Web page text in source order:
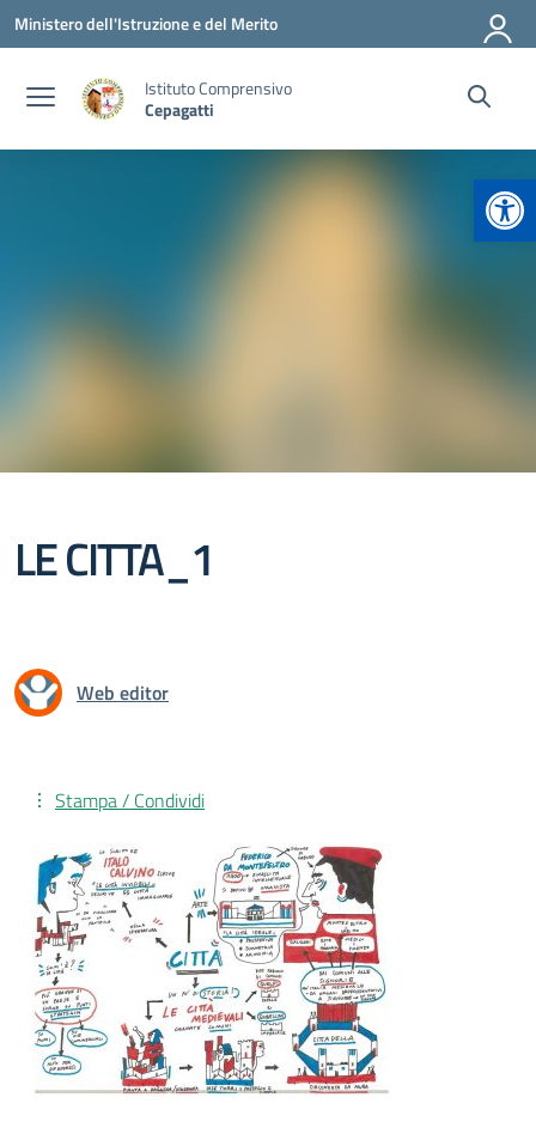
Vai ai contenuti
Vai al menu di navigazione
Vai al footer
Ministero dell'Istruzione e del Merito
Istituto Comprensivo
Cepagatti
LE CITTA_1
Web editor
Stampa / Condividi